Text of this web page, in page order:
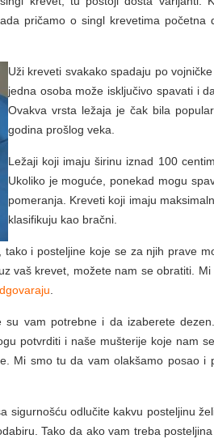
pričamo o singl krevetima
Uži kreveti svakako spadaju po
jedna osoba može isključivo spavati i
Ovakva vrsta ležaja je čak bila
godina prošlog veka.
Ležaji koji imaju širinu iznad 100
Ukoliko je moguće, ponekad mogu
pomeranja. Kreveti koji imaju
klasifikuju kao bračni.
i posteljine koje se za njih prave
vaš krevet, možete nam se obratiti.
vam potrebne i da izaberete
potvrditi i naše mušterije koje nam
Mi smo tu da vam olakšamo posao i
sigurnošću odlučite kakvu posteljinu
Tako da ako vam treba